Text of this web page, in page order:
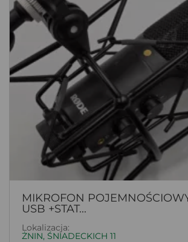
MIKROFON
USB +STAT...
Lokalizacja:
ŻNIN, ŚNIADECKICH 11